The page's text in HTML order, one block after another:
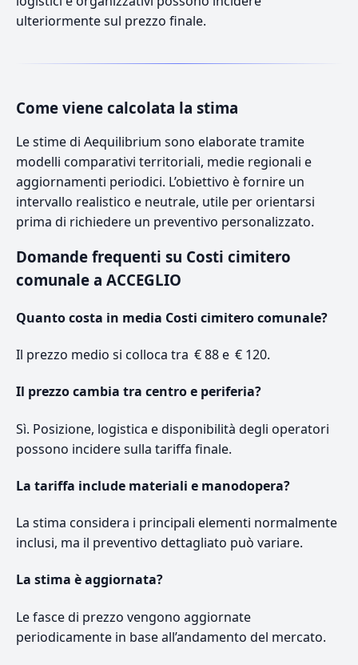
ulteriormente sul prezzo finale.
Come viene calcolata la stima
Le stime di Aequilibrium sono elaborate tramite
modelli comparativi territoriali, medie regionali e
aggiornamenti periodici. L’obiettivo è fornire un
intervallo realistico e neutrale, utile per orientarsi
prima di richiedere un preventivo personalizzato.
Domande frequenti su Costi cimitero
comunale a ACCEGLIO
Quanto costa in media Costi cimitero comunale?
Il prezzo medio si colloca tra € 88 e € 120.
Il prezzo cambia tra centro e periferia?
Sì. Posizione, logistica e disponibilità degli operatori
possono incidere sulla tariffa finale.
La tariffa include materiali e manodopera?
La stima considera i principali elementi normalmente
inclusi, ma il preventivo dettagliato può variare.
La stima è aggiornata?
Le fasce di prezzo vengono aggiornate
periodicamente in base all’andamento del mercato.